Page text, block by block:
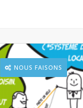
NOUS FAISONS